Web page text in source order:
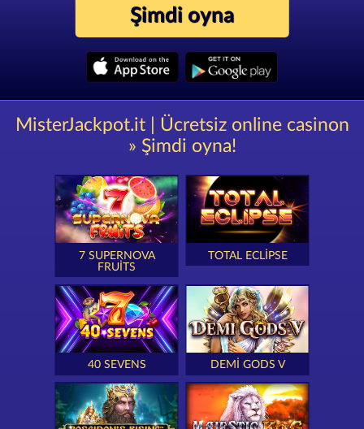
Şimdi oyna
MisterJackpot.it | Ücretsiz online casinon
» Şimdi oyna!
7 SUPERNOVA
FRUITS
TOTAL ECLIPSE
40 SEVENS DEMI GODS V